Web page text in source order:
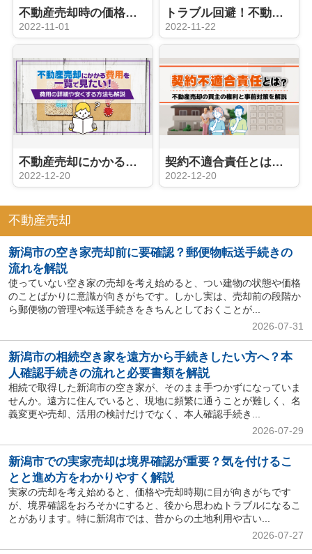
不動産売却時の価格はどう決まる？机上査定と訪問査定の特徴を解説
2022-11-01
トラブル回避！不動産売却に安心を与えるインスペクションとは？
2022-11-22
不動産売却にかかる費用を一覧で見たい！費用の詳細や安くする方法も解説
2022-12-20
契約不適合責任とは？不動産売却の買主の権利と事前対策を解説
2022-12-20
不動産売却
新潟市の空き家売却前に要確認？郵便物転送手続きの
流れを解説
使っていない空き家の売却を考え始めると、つい建物の状態や価格
のことばかりに意識が向きがちです。しかし実は、売却前の段階か
ら郵便物の管理や転送手続きをきちんとしておくことが...
2026-07-31
新潟市の相続空き家を遠方から手続きしたい方へ？本
人確認手続きの流れと必要書類を解説
相続で取得した新潟市の空き家が、そのまま手つかずになっていま
せんか。遠方に住んでいると、現地に頻繁に通うことが難しく、名
義変更や売却、活用の検討だけでなく、本人確認手続き...
2026-07-29
新潟市での実家売却は境界確認が重要？気を付けるこ
とと進め方をわかりやすく解説
実家の売却を考え始めると、価格や売却時期に目が向きがちです
が、境界確認をおろそかにすると、後から思わぬトラブルになるこ
とがあります。特に新潟市では、昔からの土地利用や古い...
2026-07-27